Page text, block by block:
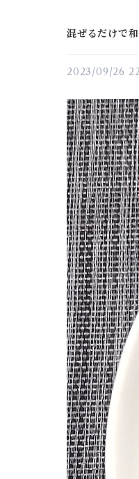
混ぜるだけで
2023/09/26